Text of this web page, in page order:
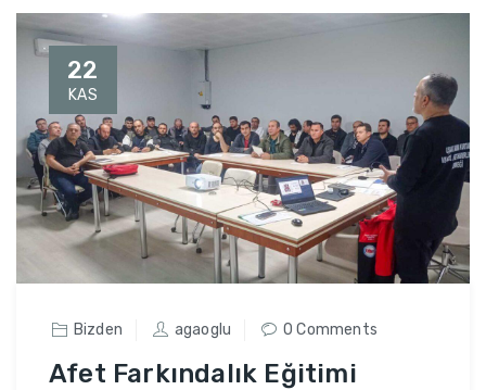
22
KAS
Bizden agaoglu 0 Comments
Afet Farkındalık Eğitimi